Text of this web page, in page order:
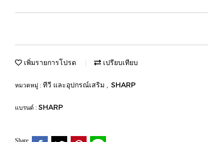
เพิ่มรายการโปรด เปรียบเทียบ
หมวดหมู่ : ทีวี และอุปกรณ์เสริม , SHARP
แบรนด์ : SHARP
Share